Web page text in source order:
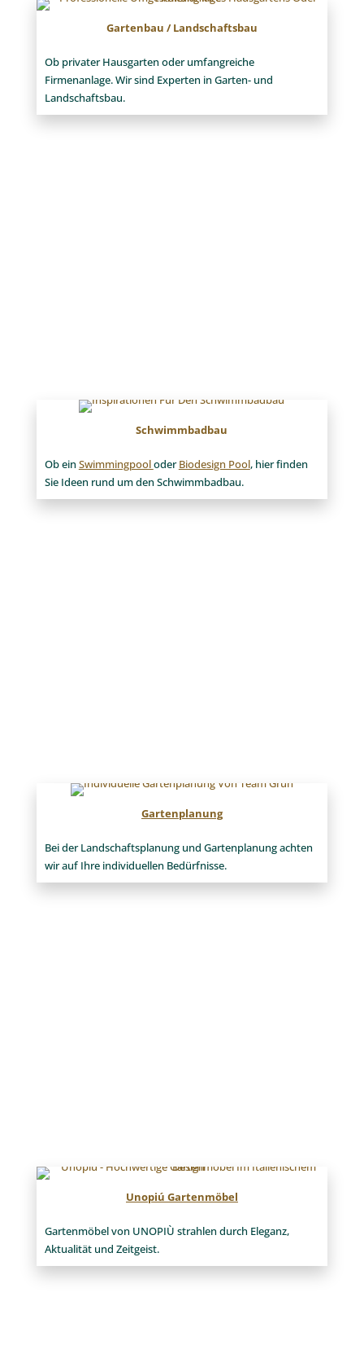
Gartenbau / Landschaftsbau
Ob privater Hausgarten oder umfangreiche
Firmenanlage. Wir sind Experten in Garten- und
Landschaftsbau.
Schwimmbadbau
Ob ein SwimmingpooloderBiodesign Pool, hier finden
Sie Ideen rund um den Schwimmbadbau.
Gartenplanung
Bei der Landschaftsplanung und Gartenplanung achten
wir auf Ihre individuellen Bedürfnisse.
Unopiú Gartenmöbel
Gartenmöbel von UNOPIÙ strahlen durch Eleganz,
Aktualität und Zeitgeist.